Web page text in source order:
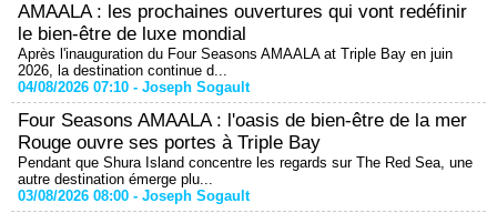
AMAALA : les prochaines ouvertures qui vont redéfinir
le bien-être de luxe mondial
Après l'inauguration du Four Seasons AMAALA at Triple Bay en juin
2026, la destination continue d...
04/08/2026 07:10 - Joseph Sogault
Four Seasons AMAALA : l'oasis de bien-être de la mer
Rouge ouvre ses portes à Triple Bay
Pendant que Shura Island concentre les regards sur The Red Sea, une
autre destination émerge plu...
03/08/2026 08:00 - Joseph Sogault